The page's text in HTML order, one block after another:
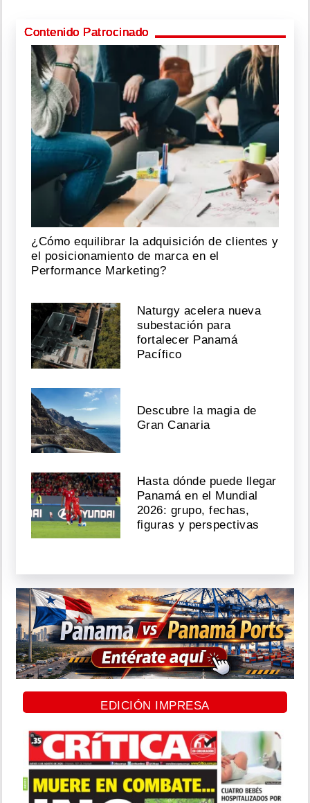
Contenido Patrocinado
¿Cómo equilibrar la adquisición de clientes y
el posicionamiento de marca en el
Performance Marketing?
Naturgy acelera nueva
subestación para
fortalecer Panamá
Pacífico
Descubre la magia de
Gran Canaria
Hasta dónde puede llegar
Panamá en el Mundial
2026: grupo, fechas,
figuras y perspectivas
EDICIÓN IMPRESA